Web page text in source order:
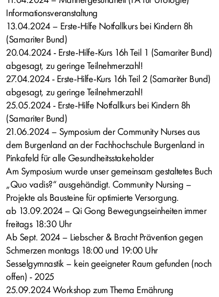
Informationsveranstaltung
13.04.2024 – Erste-Hilfe Notfallkurs bei Kindern 8h
(Samariter Bund)
20.04.2024 - Erste-Hilfe-Kurs 16h Teil 1 (Samariter Bund)
abgesagt, zu geringe Teilnehmerzahl!
27.04.2024 - Erste-Hilfe-Kurs 16h Teil 2 (Samariter Bund)
abgesagt, zu geringe Teilnehmerzahl!
25.05.2024 - Erste-Hilfe Notfallkurs bei Kindern 8h
(Samariter Bund)
21.06.2024 – Symposium der Community Nurses aus
dem Burgenland an der Fachhochschule Burgenland in
Pinkafeld für alle Gesundheitsstakeholder
Am Symposium wurde unser gemeinsam gestaltetes Buch
„Quo vadis?“ ausgehändigt. Community Nursing –
Projekte als Bausteine für optimierte Versorgung.
ab 13.09.2024 – Qi Gong Bewegungseinheiten immer
freitags 18:30 Uhr
Ab Sept. 2024 – Liebscher & Bracht Prävention gegen
Schmerzen montags 18:00 und 19:00 Uhr
Sesselgymnastik – kein geeigneter Raum gefunden (noch
offen) - 2025
25.09.2024 Workshop zum Thema Ernährung